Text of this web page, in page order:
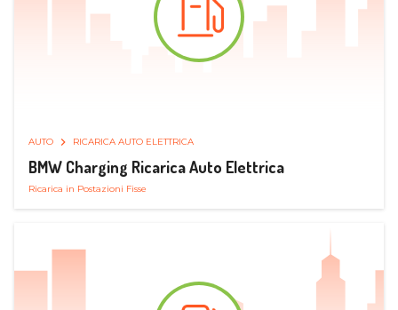
AUTO RICARICA AUTO ELETTRICA
BMW Charging Ricarica Auto Elettrica
Ricarica in Postazioni Fisse